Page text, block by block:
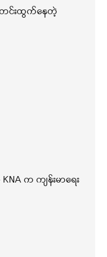
င်းထွက်နေတဲ့
က ကျန်းမာရေး